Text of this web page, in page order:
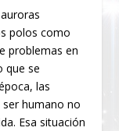
polos como
problemas en
que se
las
ser humano no
Esa situación